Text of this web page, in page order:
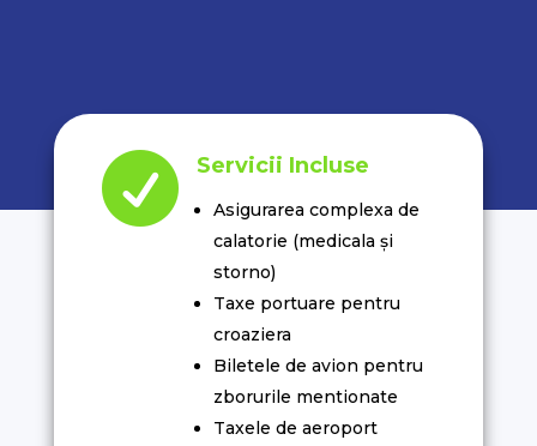
 Servicii Incluse
Asigurarea complexa de
calatorie (medicala și
storno)
Taxe portuare pentru
croaziera
Biletele de avion pentru
zborurile mentionate
Taxele de aeroport